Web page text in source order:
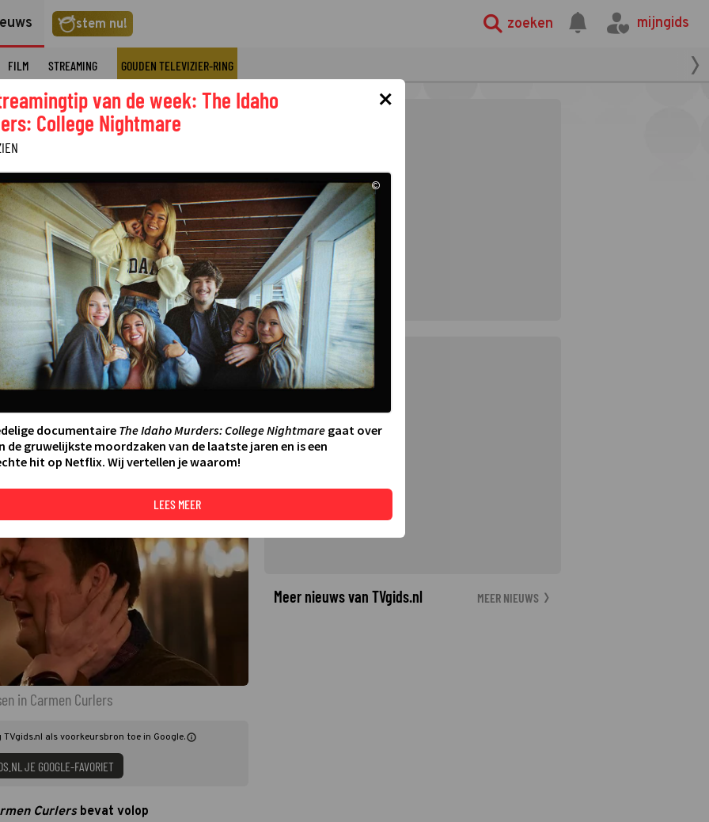
stem nu! zoeken mijngids
FILM STREAMING GOUDEN TELEVIZIER-RING
vervelend nieuws terug naar
·LAATSTE UPDATE:02-12-25 09:03
©
in Carmen Curlers
als voorkeursbron toe in Google.
JE GOOGLE-FAVORIET
Curlersbevat volop
Meer nieuws van TVgids.nl MEER NIEUWS
×
van de week: The Idaho
College Nightmare
©
documentaire The Idaho Murders: College Nightmaregaat over
de gruwelijkste moordzaken van de laatste jaren en is een
hit op Netflix. Wij vertellen je waarom!
LEES MEER